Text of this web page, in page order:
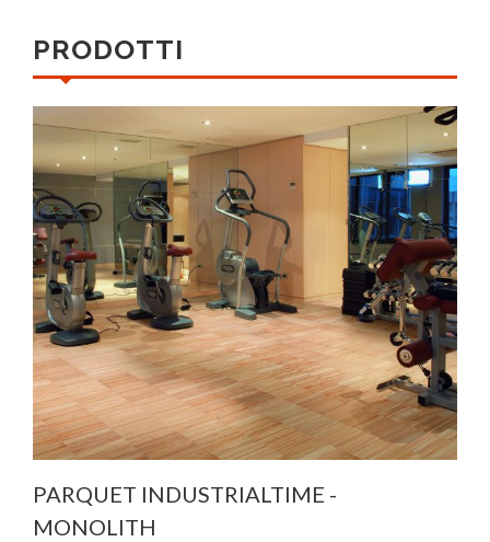
PRODOTTI
PARQUET INDUSTRIALTIME -
MONOLITH